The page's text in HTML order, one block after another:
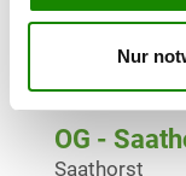
Nur
Zum Resthof
23996 Bobitz
OG -
Saathorst